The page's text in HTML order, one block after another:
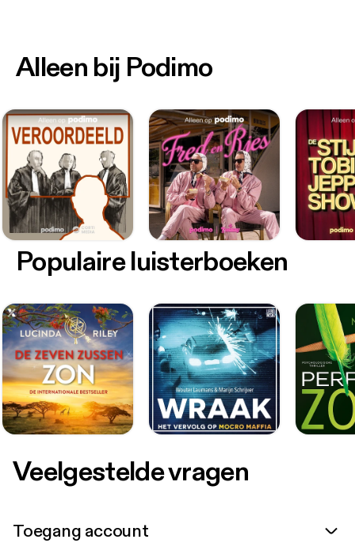
Alleen bij Podimo
Populaire luisterboeken
Veelgestelde vragen
Toegang account